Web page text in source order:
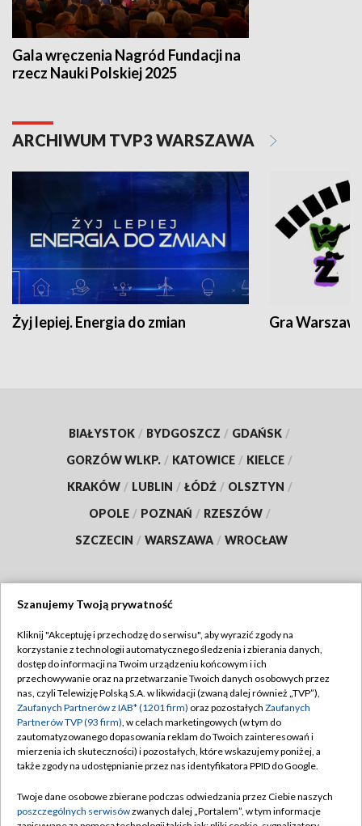
Gala wręczenia Nagród Fundacji na
rzecz Nauki Polskiej 2025
ARCHIWUM TVP3 WARSZAWA
Żyj lepiej. Energia do zmian Gra
BIAŁYSTOK / BYDGOSZCZ / GDAŃSK /
GORZÓW WLKP. / KATOWICE / KIELCE /
KRAKÓW / LUBLIN / ŁÓDŹ / OLSZTYN /
OPOLE / POZNAŃ / RZESZÓW /
SZCZECIN / WARSZAWA / WROCŁAW
TVP
Abonament TVP
Emisja w TVP
Centrum informacji TVP
Naziemna Telewizja Cyfrowa
Rada Programowa
Regulamin TVP
Polityka prywatności
Moje zgody
Pomoc
Kontakt
Szanujemy Twoją prywatność
Kliknij "Akceptuję i przechodzę do serwisu", aby wyrazić zgody na
korzystanie z technologii automatycznego śledzenia i zbierania danych,
dostęp do informacji na Twoim urządzeniu końcowym i ich
przechowywanie oraz na przetwarzanie Twoich danych osobowych przez
nas, czyli Telewizję Polską S.A. w likwidacji (zwaną dalej również „TVP”),
Zaufanych Partnerów z IAB* (1201 firm) oraz pozostałych Zaufanych
Partnerów TVP (93 firm), w celach marketingowych (w tym do
zautomatyzowanego dopasowania reklam do Twoich zainteresowań i
mierzenia ich skuteczności) i pozostałych, które wskazujemy poniżej, a
także zgody na udostępnianie przez nas identyfikatora PPID do Google.
Twoje dane osobowe zbierane podczas odwiedzania przez Ciebie naszych
poszczególnych serwisówzwanych dalej „Portalem”, w tym informacje